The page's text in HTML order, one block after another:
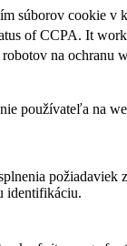
súborov cookie v
of CCPA. It
na
používateľa na
identifikáciu.